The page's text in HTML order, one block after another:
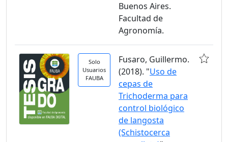
Buenos Aires.
Facultad de
Agronomía.
Solo
Usuarios
FAUBA
Fusaro, Guillermo.
(2018). "Uso de
cepas de
Trichoderma para
control biológico
de langosta
(Schistocerca